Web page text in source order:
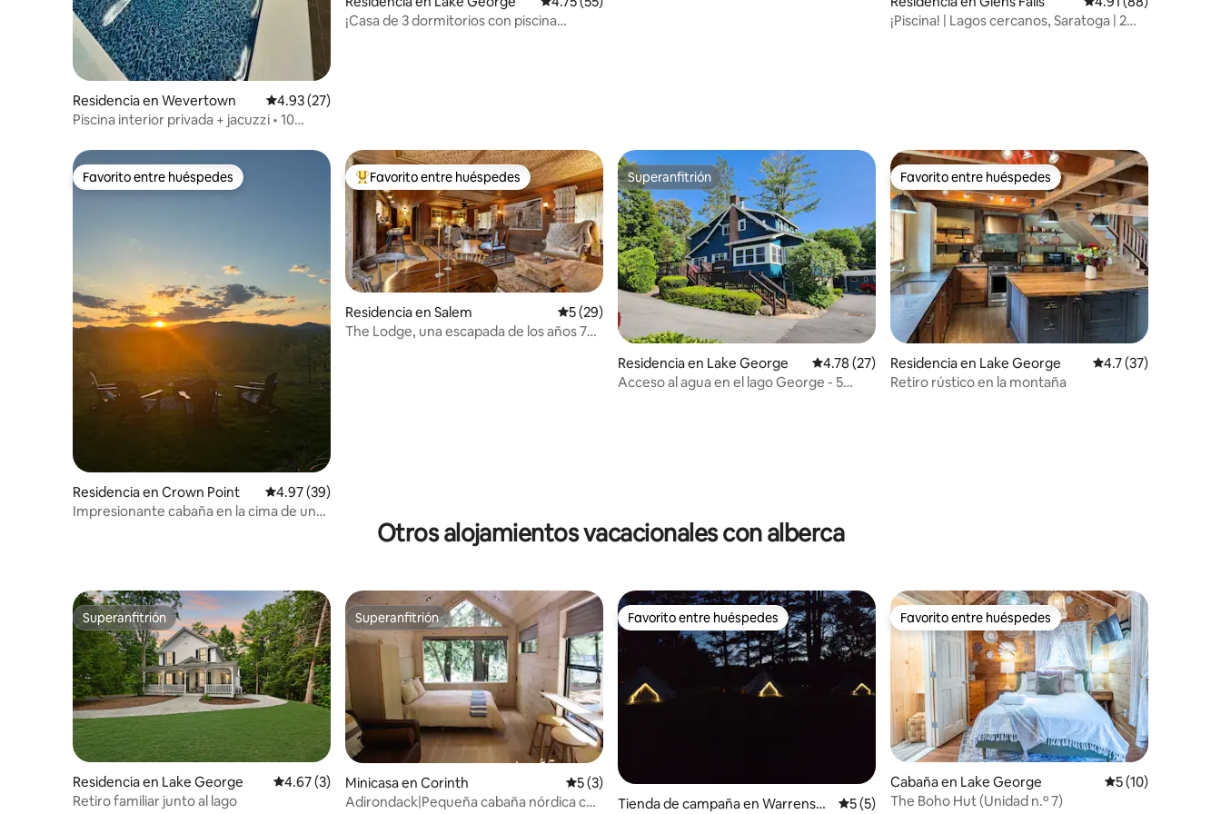
Residencia en Wevertown Calificación promedio: 4.93 de 5; 27 evaluaciones
4.93 (27)
Piscina interior privada + jacuzzi • 10
¡Casa de 3 dormitorios con piscina
¡Piscina! | Lagos cercanos, Saratoga | 2
Favorito entre huéspedes
Favorito entre huéspedes
Residencia en Crown Point Calificación promedio: 4.97 de 5; 39 evaluaciones
4.97 (39)
Impresionante cabaña en la cima de una
De los mejores en Favorito entre huéspedes
Favorito entre huéspedes
Residencia en Salem Calificación promedio: 5 de 5; 29 evaluaciones
5 (29)
The Lodge, una escapada de los años 70
Superanfitrión
Superanfitrión
Residencia en Lake George Calificación promedio: 4.78 de 5; 27 evaluaciones
4.78 (27)
Acceso al agua en el lago George - 5
Favorito entre huéspedes
Favorito entre huéspedes
Residencia en Lake George Calificación
4.7 (37)
Retiro rústico en la montaña
Otros alojamientos vacacionales con alberca
Superanfitrión
Superanfitrión
Residencia en Lake George Calificación promedio: 4.67 de 5; 3 evaluaciones
4.67 (3)
Retiro familiar junto al lago
Superanfitrión
Superanfitrión
Minicasa en Corinth Calificación promedio: 5 de 5; 3 evaluaciones
5 (3)
Adirondack|Pequeña cabaña nórdica con
Favorito entre huéspedes
Favorito entre huéspedes
Tienda de campaña en Warrensb
Calificación promedio: 5 de 5; 5 evaluaciones
5 (5)
Favorito entre huéspedes
Favorito entre huéspedes
Cabaña en Lake George Calificación
5 (10)
The Boho Hut (Unidad n.º 7)